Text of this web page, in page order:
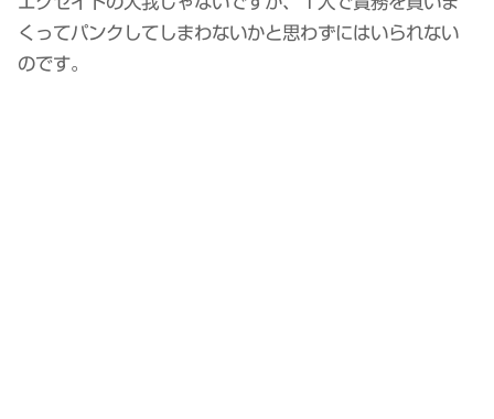
くってパンクしてしまわないかと思わずにはいられない
のです。